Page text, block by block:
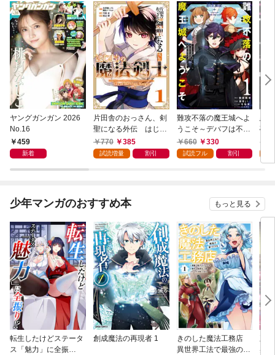
ヤングガンガン 2026
No.16
459
新着
片田舎のおっさん、剣
聖になる外伝 はじま
りの魔法剣士 1巻
770 385
試読増量 割引
難攻不落の魔王城へよ
うこそ～デバフは不要
と勇者パーティーを追
い出された黒魔導士、
660 330
試読フル 割引
悪
破
叩
つ
か
少年マンガのおすすめ本 もっと見る
転生したけどステータ
ス「魅力」に全振
創成魔法の再現者 1
きのした魔法工務店
異世界工法で最強の家
兆